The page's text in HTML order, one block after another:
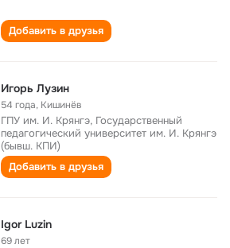
Добавить в друзья
Игорь Лузин
54 года, Кишинёв
ГПУ им. И. Крянгэ, Государственный
педагогический университет им. И. Крянгэ
(бывш. КПИ)
Добавить в друзья
Igor Luzin
69 лет